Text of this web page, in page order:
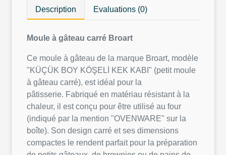
Description Evaluations (0)
Moule à gâteau carré Broart
Ce moule à gâteau de la marque Broart, modèle
"KÜÇÜK BOY KÖŞELİ KEK KABI" (petit moule
à gâteau carré), est idéal pour la
pâtisserie. Fabriqué en matériau résistant à la
chaleur, il est conçu pour être utilisé au four
(indiqué par la mention "OVENWARE" sur la
boîte). Son design carré et ses dimensions
compactes le rendent parfait pour la préparation